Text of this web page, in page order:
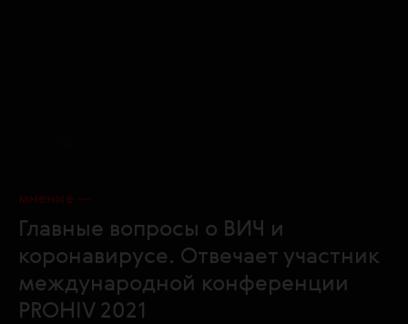
мнение
Главные вопросы о ВИЧ и
коронавирусе. Отвечает участник
международной конференции
PROHIV 2021